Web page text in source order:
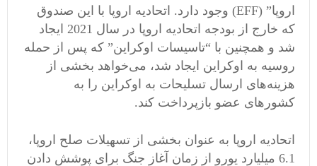
اروپا” (EFF) وجود دارد. اتحادیه اروپا با این صندوق
که خارج از بودجه اتحادیه اروپا در سال 2021 ایجاد
شد و همچنین با “تاسیسات اوکراین” که پس از حمله
روسیه به اوکراین ایجاد شد، می‌خواهد بخشی از
هزینه‌های ارسال تسلیحات به اوکراین را به
کشورهای عضو بازپرداخت کند.
اتحادیه اروپا به عنوان بخشی از تسهیلات صلح اروپا،
6.1 میلیارد یورو از زمان آغاز جنگ برای پوشش دادن